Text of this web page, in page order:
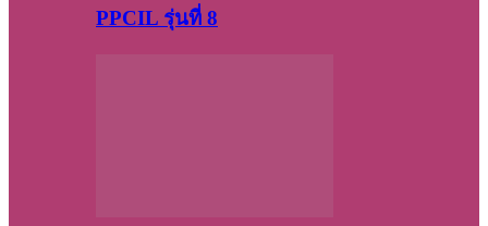
PPCIL รุ่นที่ 8